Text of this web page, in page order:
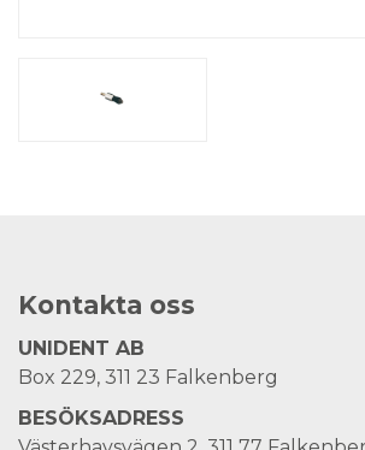
Kontakta oss
UNIDENT AB
Box 229, 311 23 Falkenberg
BESÖKSADRESS